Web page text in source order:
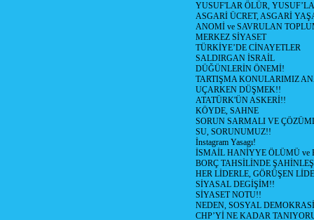
YUSUF'LAR ÖLÜR,
ASGARİ ÜCRET, ASGARİ
ANOMİ ve SAVRULAN
MERKEZ SİYASET
TÜRKİYE’DE CİNAYETLER
SALDIRGAN İSRAİL
DÜĞÜNLERİN ÖNEMİ!
TARTIŞMA KONULARIMIZ
UÇARKEN DÜŞMEK!!
ATATÜRK'ÜN ASKERİ!!
KÖYDE, SAHNE
SORUN SARMALI VE
SU, SORUNUMUZ!!
İnstagram Yasagı!
İSMAİL HANİYYE ÖLÜMÜ ve
BORÇ TAHSİLİNDE
HER LİDERLE, GÖRÜŞEN
SİYASAL DEGİŞİM!!
SİYASET NOTU!!
NEDEN, SOSYAL
CHP’Yİ NE KADAR